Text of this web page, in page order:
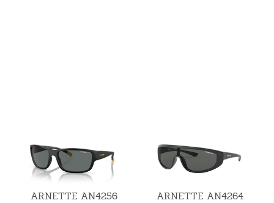
ARNETTE AN4256
ARNETTE AN4264